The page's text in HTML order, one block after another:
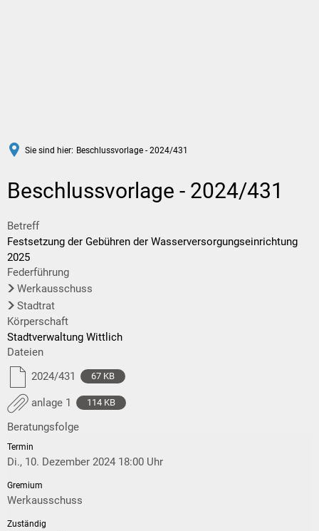
Sie sind hier: Beschlussvorlage - 2024/431
Beschlussvorlage - 2024/431
Betreff
Festsetzung der Gebühren der Wasserversorgungseinrichtung
2025
Federführung
Werkausschuss
Stadtrat
Körperschaft
Stadtverwaltung Wittlich
Dateien
2024/431
67 KB
anlage 1 114 KB
Beratungsfolge
Di., 10. Dezember 2024 18:00 Uhr
Werkausschuss